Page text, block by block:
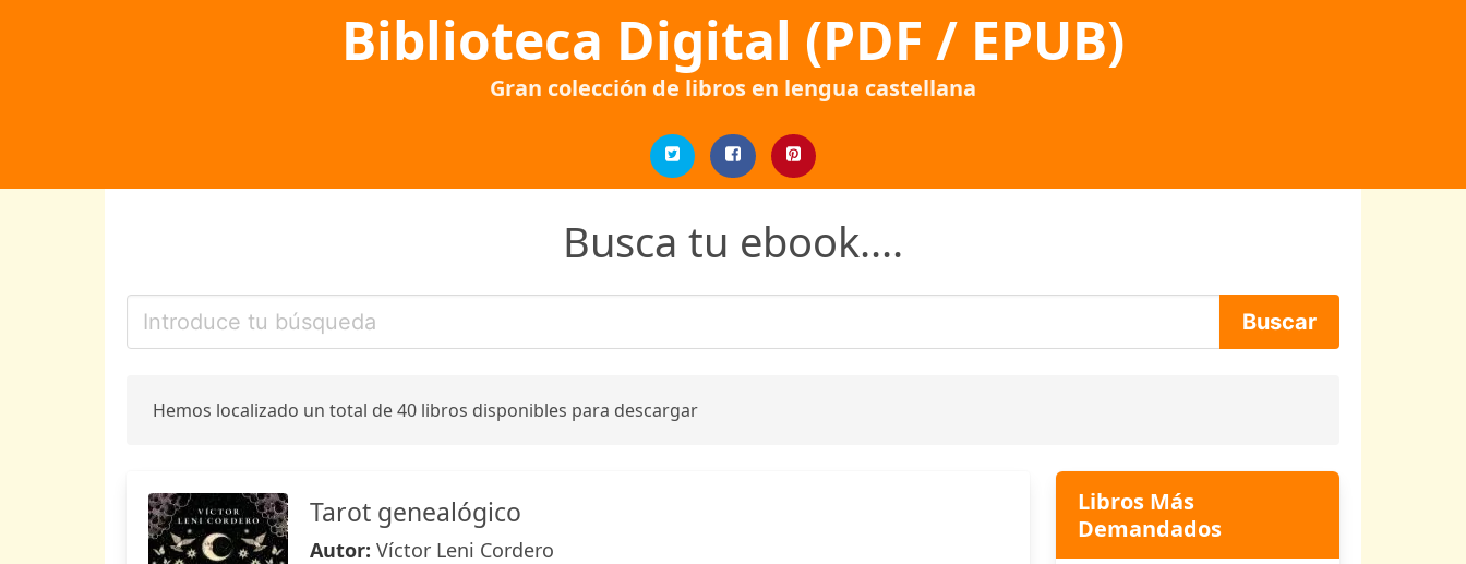
Biblioteca Digital (PDF / EPUB)
Gran colección de libros en lengua castellana
Busca tu ebook....
Hemos localizado un total de 40 libros disponibles para descargar
Tarot genealógico
Autor: Víctor Leni Cordero
Libros Más
Demandados